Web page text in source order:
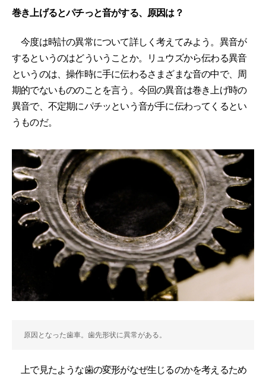
巻き上げるとパチっと音がする、原因は？
今度は時計の異常について詳しく考えてみよう。異音が
するというのはどういうことか。リュウズから伝わる異音
というのは、操作時に手に伝わるさまざまな音の中で、周
期的でないもののことを言う。今回の異音は巻き上げ時の
異音で、不定期にパチッという音が手に伝わってくるとい
うものだ。
原因となった歯車。歯先形状に異常がある。
上で見たような歯の変形がなぜ生じるのかを考えるため